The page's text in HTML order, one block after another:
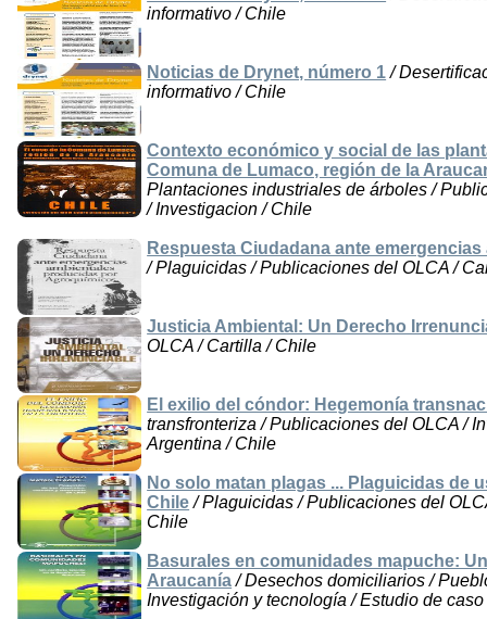
informativo / Chile
Noticias de Drynet, número 1/
informativo / Chile
Contexto económico y social de las
Comuna de Lumaco, región de la
Plantaciones industriales de árboles /
/ Investigacion / Chile
Respuesta Ciudadana ante
/ Plaguicidas / Publicaciones del OLCA /
Justicia Ambiental: Un Derecho
OLCA / Cartilla / Chile
El exilio del cóndor: Hegemonía
transfronteriza / Publicaciones del OLCA /
Argentina / Chile
No solo matan plagas ... Plaguicidas de
Chile/ Plaguicidas / Publicaciones del
Chile
Basurales en comunidades mapuche:
Araucanía/ Desechos domiciliarios /
Investigación y tecnología / Estudio de